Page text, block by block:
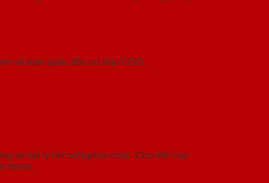
và toàn quốc đều có ship COD.
và đại lý tin tưởng lựa chọn. Cho đến nay
thành.